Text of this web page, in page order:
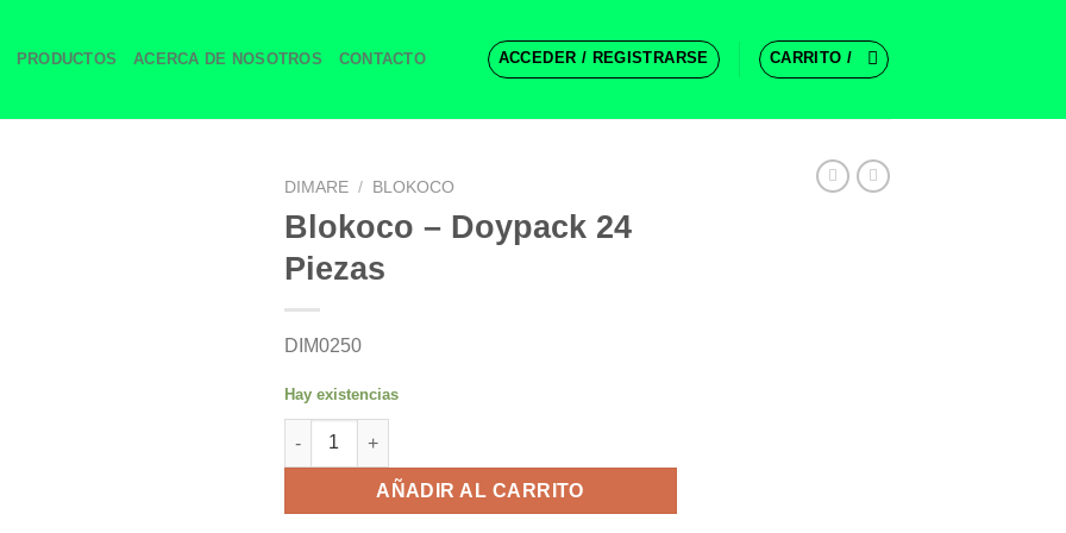
PRODUCTOS ACERCA DE NOSOTROS CONTACTO ACCEDER / REGISTRARSE CARRITO /
DIMARE / BLOKOCO
Blokoco – Doypack 24
Piezas
DIM0250
Hay existencias
Blokoco - Doypack 24 Piezas cantidad
AÑADIR AL CARRITO